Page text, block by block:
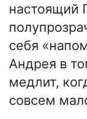
настоящий
себя
Андрея в
медлит,
совсем